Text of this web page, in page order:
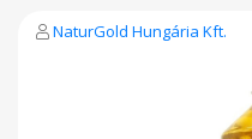
NaturGold Hungária Kft.